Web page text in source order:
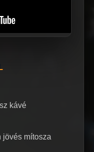
kávé
jövés mítosza